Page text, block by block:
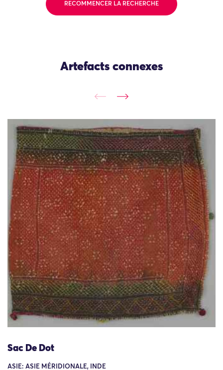
RECOMMENCER LA RECHERCHE
Artefacts connexes
Sac De Dot
ASIE: ASIE MÉRIDIONALE, INDE